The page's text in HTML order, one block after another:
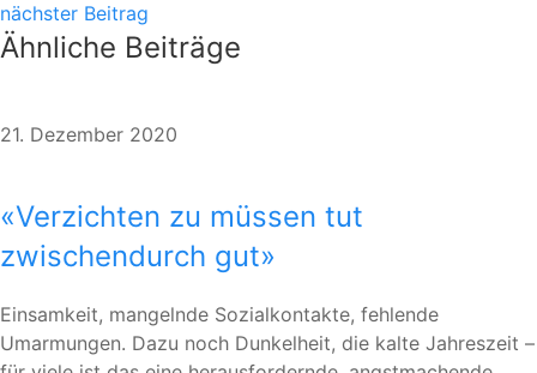
nächster Beitrag
Ähnliche Beiträge
21. Dezember 2020
«Verzichten zu müssen tut
zwischendurch gut»
Einsamkeit, mangelnde Sozialkontakte, fehlende
Umarmungen. Dazu noch Dunkelheit, die kalte Jahreszeit –